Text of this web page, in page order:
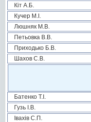
Кіт А.Б.
Кучер М.І.
Люшняк М.В.
Петьовка В.В.
Приходько Б.В.
Шахов С.В.
Батенко Т.І.
Гузь І.В.
Івахів С.П.